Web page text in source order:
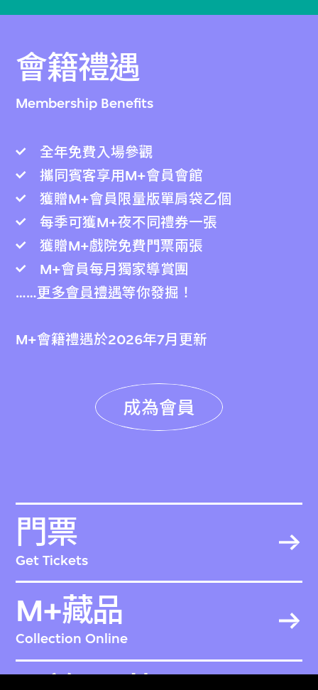
會籍禮遇
Membership Benefits
全年免費入場參觀
攜同賓客享用M+會員會館
獲贈M+會員限量版單肩袋乙個
每季可獲M+夜不同禮券一張
獲贈M+戲院免費門票兩張
M+會員每月獨家導賞團
……更多會員禮遇等你發掘！
M+會籍禮遇於2026年7月更新
成為會員
門票
Get Tickets
M+藏品
Collection Online